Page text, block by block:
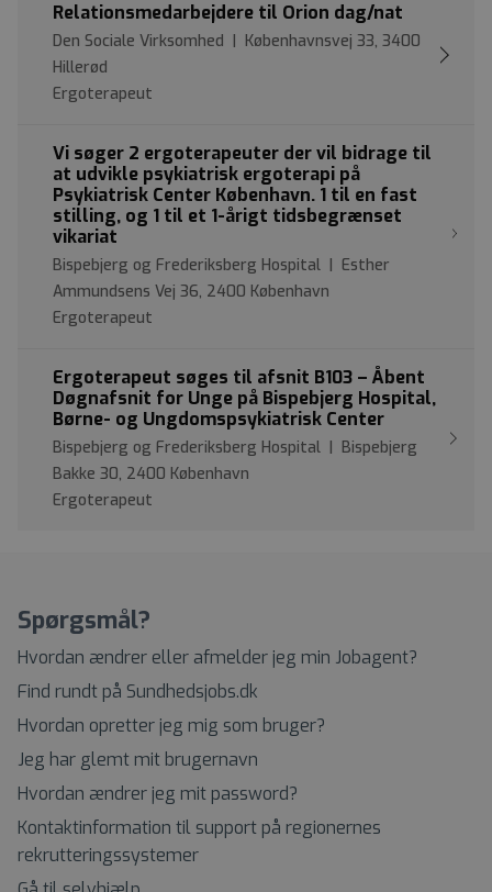
Relationsmedarbejdere til Orion dag/nat
Den Sociale Virksomhed | Københavnsvej 33, 3400
Hillerød
Ergoterapeut
Vi søger 2 ergoterapeuter der vil bidrage til
at udvikle psykiatrisk ergoterapi på
Psykiatrisk Center København. 1 til en fast
stilling, og 1 til et 1-årigt tidsbegrænset
vikariat
Bispebjerg og Frederiksberg Hospital | Esther
Ammundsens Vej 36, 2400 København
Ergoterapeut
Ergoterapeut søges til afsnit B103 – Åbent
Døgnafsnit for Unge på Bispebjerg Hospital,
Børne- og Ungdomspsykiatrisk Center
Bispebjerg og Frederiksberg Hospital | Bispebjerg
Bakke 30, 2400 København
Ergoterapeut
Spørgsmål?
Hvordan ændrer eller afmelder jeg min Jobagent?
Find rundt på Sundhedsjobs.dk
Hvordan opretter jeg mig som bruger?
Jeg har glemt mit brugernavn
Hvordan ændrer jeg mit password?
Kontaktinformation til support på regionernes
rekrutteringssystemer